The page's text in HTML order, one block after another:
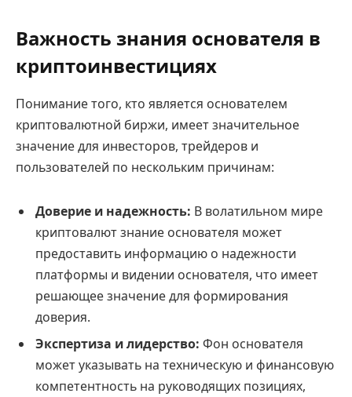
Важность знания основателя в
криптоинвестициях
Понимание того, кто является основателем
криптовалютной биржи, имеет значительное
значение для инвесторов, трейдеров и
пользователей по нескольким причинам:
Доверие и надежность: В волатильном мире
криптовалют знание основателя может
предоставить информацию о надежности
платформы и видении основателя, что имеет
решающее значение для формирования
доверия.
Экспертиза и лидерство: Фон основателя
может указывать на техническую и финансовую
компетентность на руководящих позициях,